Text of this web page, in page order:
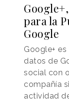
para la
Google
Google+
datos de
social con
compañía
actividad